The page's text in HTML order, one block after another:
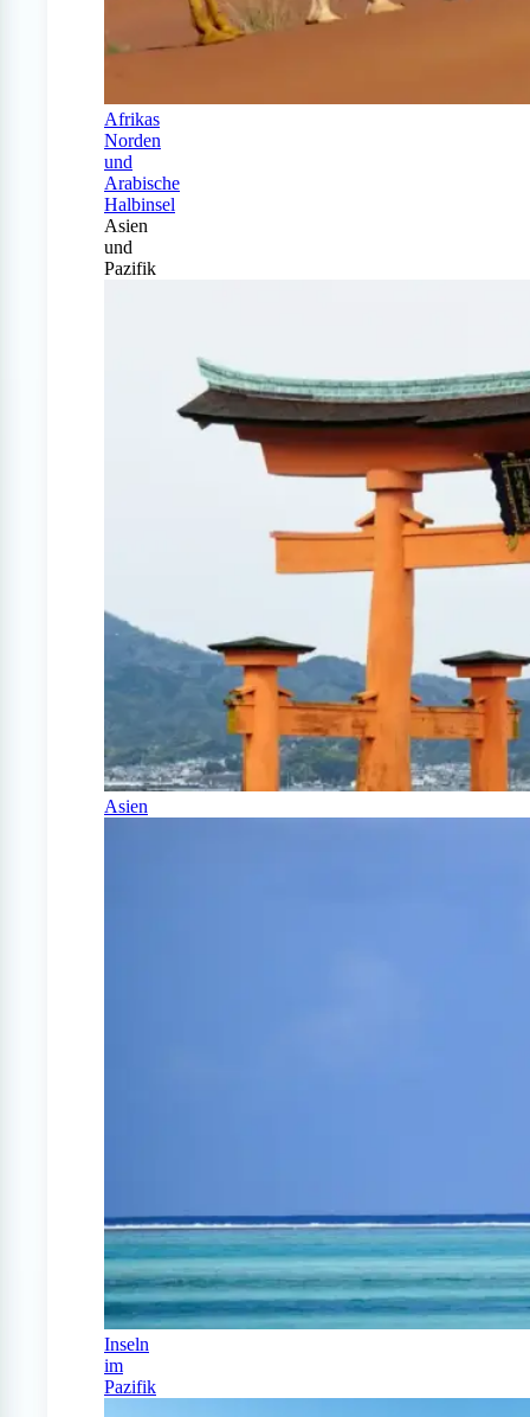
Afrikas
Norden
und
Arabische
Halbinsel
Asien
und
Pazifik
Asien
Inseln
im
Pazifik